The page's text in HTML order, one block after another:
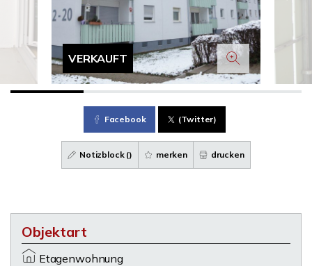
VERKAUFT
Facebook (Twitter)
Notizblock () merken drucken
Objektart
Etagenwohnung